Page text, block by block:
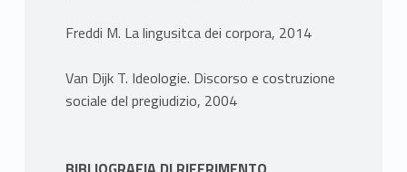
Freddi M. La lingusitca dei corpora, 2014
Van Dijk T. Ideologie. Discorso e costruzione
sociale del pregiudizio, 2004